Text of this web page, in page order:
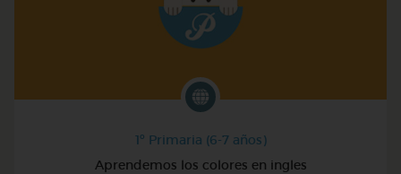
1º Primaria (6-7 años)
Aprendemos los colores en ingles